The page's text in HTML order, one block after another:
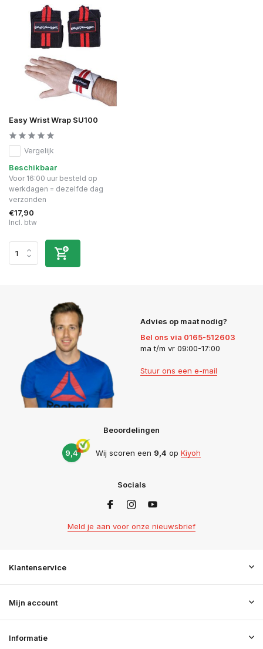
Easy Wrist Wrap SU100
Vergelijk
Beschikbaar
Voor 16:00 uur besteld op
werkdagen = dezelfde dag
verzonden
€17,90
Incl. btw
Advies op maat nodig?
Bel ons via 0165-512603
ma t/m vr 09:00-17:00
Stuur ons een e-mail
Beoordelingen
9,4 Wij scoren een 9,4 op Kiyoh
Socials
Meld je aan voor onze nieuwsbrief
Klantenservice
Mijn account
Informatie